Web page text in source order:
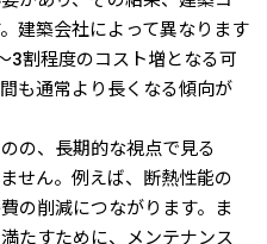
建築会社によって異なります
3割程度のコスト増となる可
も通常より長くなる傾向が
の、長期的な視点で見る
せん。例えば、断熱性能の
の削減につながります。ま
たすために、メンテナンス